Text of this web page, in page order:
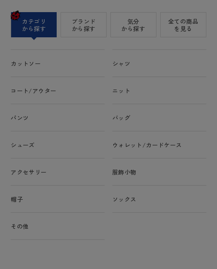
カテゴリ
から探す
ブランド
から探す
気分
から探す
全ての商品
を見る
カットソー シャツ
コート/アウター ニット
パンツ バッグ
シューズ ウォレット/カードケース
アクセサリー 服飾小物
帽子 ソックス
その他